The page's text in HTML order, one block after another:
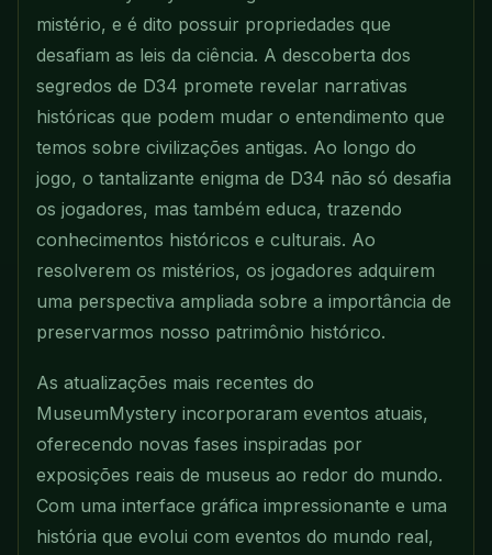
mistério, e é dito possuir propriedades que
desafiam as leis da ciência. A descoberta dos
segredos de D34 promete revelar narrativas
históricas que podem mudar o entendimento que
temos sobre civilizações antigas. Ao longo do
jogo, o tantalizante enigma de D34 não só desafia
os jogadores, mas também educa, trazendo
conhecimentos históricos e culturais. Ao
resolverem os mistérios, os jogadores adquirem
uma perspectiva ampliada sobre a importância de
preservarmos nosso patrimônio histórico.
As atualizações mais recentes do
MuseumMystery incorporaram eventos atuais,
oferecendo novas fases inspiradas por
exposições reais de museus ao redor do mundo.
Com uma interface gráfica impressionante e uma
história que evolui com eventos do mundo real,